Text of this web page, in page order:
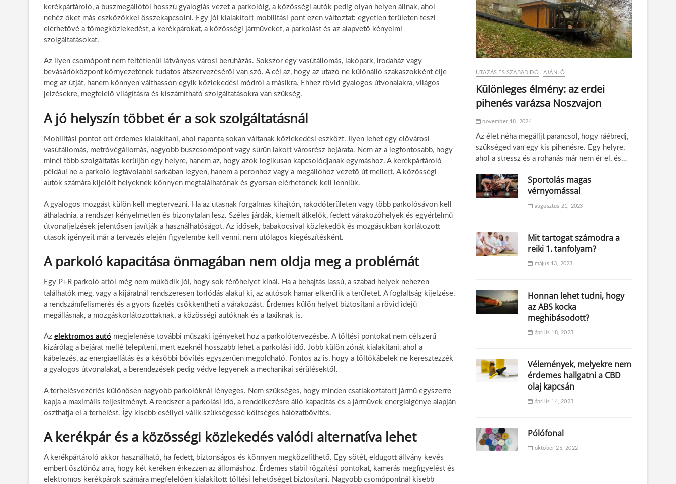
kerékpártároló, a buszmegállótól hosszú gyaloglás vezet a parkolóig, a közösségi autók pedig olyan helyen állnak, ahol
nehéz őket más eszközökkel összekapcsolni. Egy jól kialakított mobilitási pont ezen változtat: egyetlen területen teszi
elérhetővé a tömegközlekedést, a kerékpárokat, a közösségi járműveket, a parkolást és az alapvető kényelmi
szolgáltatásokat.
Az ilyen csomópont nem feltétlenül látványos városi beruházás. Sokszor egy vasútállomás, lakópark, irodaház vagy
bevásárlóközpont környezetének tudatos átszervezéséről van szó. A cél az, hogy az utazó ne különálló szakaszokként élje
meg az útját, hanem könnyen válthasson egyik közlekedési módról a másikra. Ehhez rövid gyalogos útvonalakra, világos
jelzésekre, megfelelő világításra és kiszámítható szolgáltatásokra van szükség.
A jó helyszín többet ér a sok szolgáltatásnál
Mobilitási pontot ott érdemes kialakítani, ahol naponta sokan váltanak közlekedési eszközt. Ilyen lehet egy elővárosi
vasútállomás, metróvégállomás, nagyobb buszcsomópont vagy sűrűn lakott városrész bejárata. Nem az a legfontosabb, hogy
minél több szolgáltatás kerüljön egy helyre, hanem az, hogy azok logikusan kapcsolódjanak egymáshoz. A kerékpártároló
például ne a parkoló legtávolabbi sarkában legyen, hanem a peronhoz vagy a megállóhoz vezető út mellett. A közösségi
autók számára kijelölt helyeknek könnyen megtalálhatónak és gyorsan elérhetőnek kell lenniük.
A gyalogos mozgást külön kell megtervezni. Ha az utasnak forgalmas kihajtón, rakodóterületen vagy több parkolósávon kell
áthaladnia, a rendszer kényelmetlen és bizonytalan lesz. Széles járdák, kiemelt átkelők, fedett várakozóhelyek és egyértelmű
útvonaljelzések jelentősen javítják a használhatóságot. Az idősek, babakocsival közlekedők és mozgásukban korlátozott
utasok igényeit már a tervezés elején figyelembe kell venni, nem utólagos kiegészítésként.
A parkoló kapacitása önmagában nem oldja meg a problémát
Egy P+R parkoló attól még nem működik jól, hogy sok férőhelyet kínál. Ha a behajtás lassú, a szabad helyek nehezen
találhatók meg, vagy a kijáratnál rendszeresen torlódás alakul ki, az autósok hamar elkerülik a területet. A foglaltság kijelzése,
a rendszámfelismerés és a gyors fizetés csökkentheti a várakozást. Érdemes külön helyet biztosítani a rövid idejű
megállásnak, a mozgáskorlátozottaknak, a közösségi autóknak és a taxiknak is.
Az elektromos autó megjelenése további műszaki igényeket hoz a parkolótervezésbe. A töltési pontokat nem célszerű
kizárólag a bejárat mellé telepíteni, mert ezeknél hosszabb lehet a parkolási idő. Jobb külön zónát kialakítani, ahol a
kábelezés, az energiaellátás és a későbbi bővítés egyszerűen megoldható. Fontos az is, hogy a töltőkábelek ne keresztezzék
a gyalogos útvonalakat, a berendezések pedig védve legyenek a mechanikai sérülésektől.
A terhelésvezérlés különösen nagyobb parkolóknál lényeges. Nem szükséges, hogy minden csatlakoztatott jármű egyszerre
kapja a maximális teljesítményt. A rendszer a parkolási idő, a rendelkezésre álló kapacitás és a járművek energiaigénye alapján
oszthatja el a terhelést. Így kisebb eséllyel válik szükségessé költséges hálózatbővítés.
A kerékpár és a közösségi közlekedés valódi alternatíva lehet
A kerékpártároló akkor használható, ha fedett, biztonságos és könnyen megközelíthető. Egy sötét, eldugott állvány kevés
embert ösztönöz arra, hogy két keréken érkezzen az állomáshoz. Érdemes stabil rögzítési pontokat, kamerás megfigyelést és
elektromos kerékpárok számára megfelelően kialakított töltési lehetőséget biztosítani. Nagyobb csomópontnál kisebb
UTAZÁS ÉS SZABADIDŐ AJÁNLÓ
Különleges élmény: az erdei
pihenés varázsa Noszvajon
november 18, 2024
Az élet néha megálljt parancsol, hogy ráébredj,
szükséged van egy kis pihenésre. Egy helyre,
ahol a stressz és a rohanás már nem ér el, és…
Sportolás magas
vérnyomással
augusztus 21, 2023
Mit tartogat számodra a
reiki 1. tanfolyam?
május 13, 2023
Honnan lehet tudni, hogy
az ABS kocka
meghibásodott?
április 18, 2023
Vélemények, melyekre nem
érdemes hallgatni a CBD
olaj kapcsán
április 14, 2023
Pólófonal
október 25, 2022